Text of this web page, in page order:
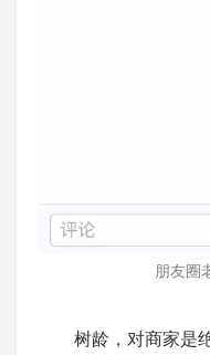
朋友圈
树龄，对商家是